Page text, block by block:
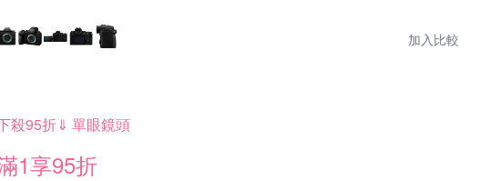
加入比較
殺95折⇓ 單眼鏡頭
1享95折